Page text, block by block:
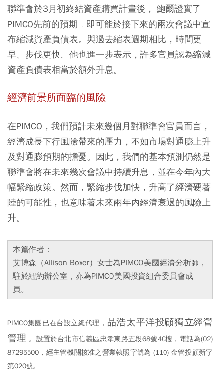
聯準會於3月初終結資產購買計畫後， 鮑爾證實了
PIMCO先前的預期，即可能於接下來的兩次會議中宣
布縮減資產負債表。與過去縮表週期相比，時間更
早、步伐更快。他也進一步表示，許多官員認為縮減
資產負債表相當於額外升息。
經濟前景所面臨的風險
在PIMCO，我們預計未來幾個月對聯準會官員而言，
經濟成長下行風險帶來的壓力，不如市場對通膨上升
及對通膨預期的擔憂。因此，我們的基本預測仍然是
聯準會將在未來幾次會議中持續升息，並在今年內大
幅緊縮政策。然而，緊縮步伐加快，升高了經濟硬著
陸的可能性，也意味著未來兩年內經濟衰退的風險上
升。
本篇作者：
艾博森（Allison Boxer）女士為PIMCO美國經濟分析師，
駐於紐約辦公室，亦為PIMCO美國投資組合委員會成
員。
PIMCO集團已在台設立總代理 ， 品浩太平洋投顧獨立經營
管理 。設置於台北市信義區忠孝東路五段68號40樓，電話為(02)
87295500，經主管機關核准之營業執照字號為 (110) 金管投顧新字
第020號。